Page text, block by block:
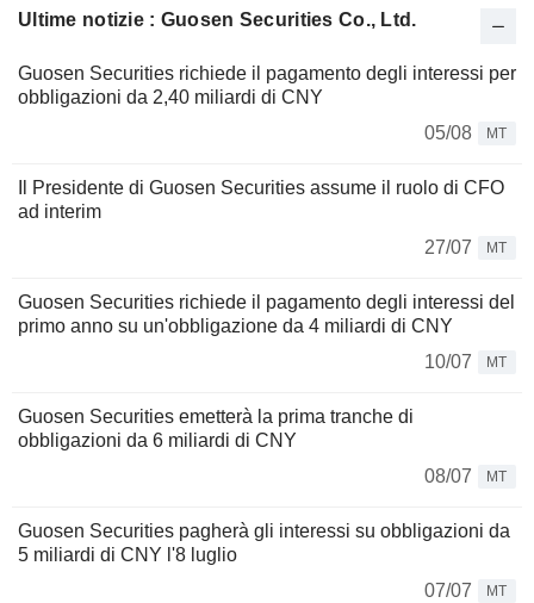
Ultime notizie : Guosen Securities Co., Ltd.
Guosen Securities richiede il pagamento degli interessi per
obbligazioni da 2,40 miliardi di CNY
05/08
MT
Il Presidente di Guosen Securities assume il ruolo di CFO
ad interim
27/07
MT
Guosen Securities richiede il pagamento degli interessi del
primo anno su un'obbligazione da 4 miliardi di CNY
10/07
MT
Guosen Securities emetterà la prima tranche di
obbligazioni da 6 miliardi di CNY
08/07
MT
Guosen Securities pagherà gli interessi su obbligazioni da
5 miliardi di CNY l'8 luglio
07/07
MT